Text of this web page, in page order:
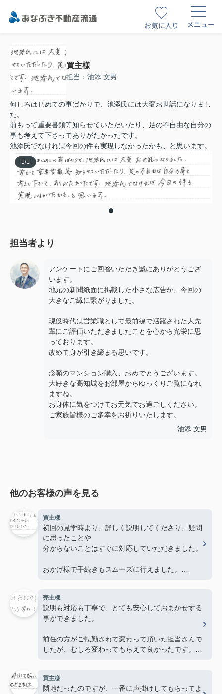
お気に入り メニュー
買主様
担当：池添 文男
何しろはじめての事ばかりで、池添氏には大変お世話になりまし
た。
前もって重要書類等知らせていただいたり、足の不自由な自分の
事も考えて下さってありがたかったです。
池添氏でなければ今回の件も実現しなかったかも、と思います。
1 /1
担当者より
アンケートにご回答いただき誠にありがとうござ
います。
地元の新聞紙面に掲載した小さな広告が、今回の
大きなご縁に繋がりました。
現役時代は営業職として最前線で活躍された大先
輩にご評価いただきましたことを心から光栄に思
っております。
改めて身が引き締まる思いです。
念願のマンション購入、おめでとうございます。
大好きな高知城をお部屋からゆっくりご覧になれ
ますね。
お身体に気をつけてお元気でお過ごしください。
ご家族皆様のご多幸をお祈りいたします。
池添 文男
他のお客様の声を見る
買主様
初回の見学時より、詳しく説明してくださり、疑問
に思ったことや
分からないことはすぐに対応していただきました。
おかげ様で手続きもスムーズに行えました。
売主様
説明も対応も丁寧で、とても安心しておまかせする
事ができました。
前任の方がご転勤されて変わって頂いた担当さんで
したが、むしろ変わってもらえて良かったです。あ
買主様
隣地だったのですが、一番に声掛けしてもらってよ